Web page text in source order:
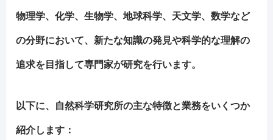
物理学、化学、生物学、地球科学、天文学、数学など
の分野において、新たな知識の発見や科学的な理解の
追求を目指して専門家が研究を行います。
以下に、自然科学研究所の主な特徴と業務をいくつか
紹介します：